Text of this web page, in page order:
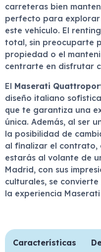
carreteras bien
perfecto para
este vehículo. El
total, sin preocuparte
propiedad o el
centrarte en disfrutar
El Maserati
diseño italiano
que te garantiza una
única. Además, al ser
la posibilidad de
al finalizar el contrato,
estarás al volante de
Madrid, con sus
culturales, se
la experiencia
Características